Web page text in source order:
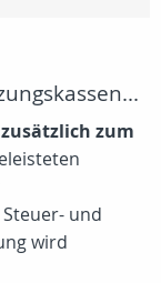
zum
und
wird